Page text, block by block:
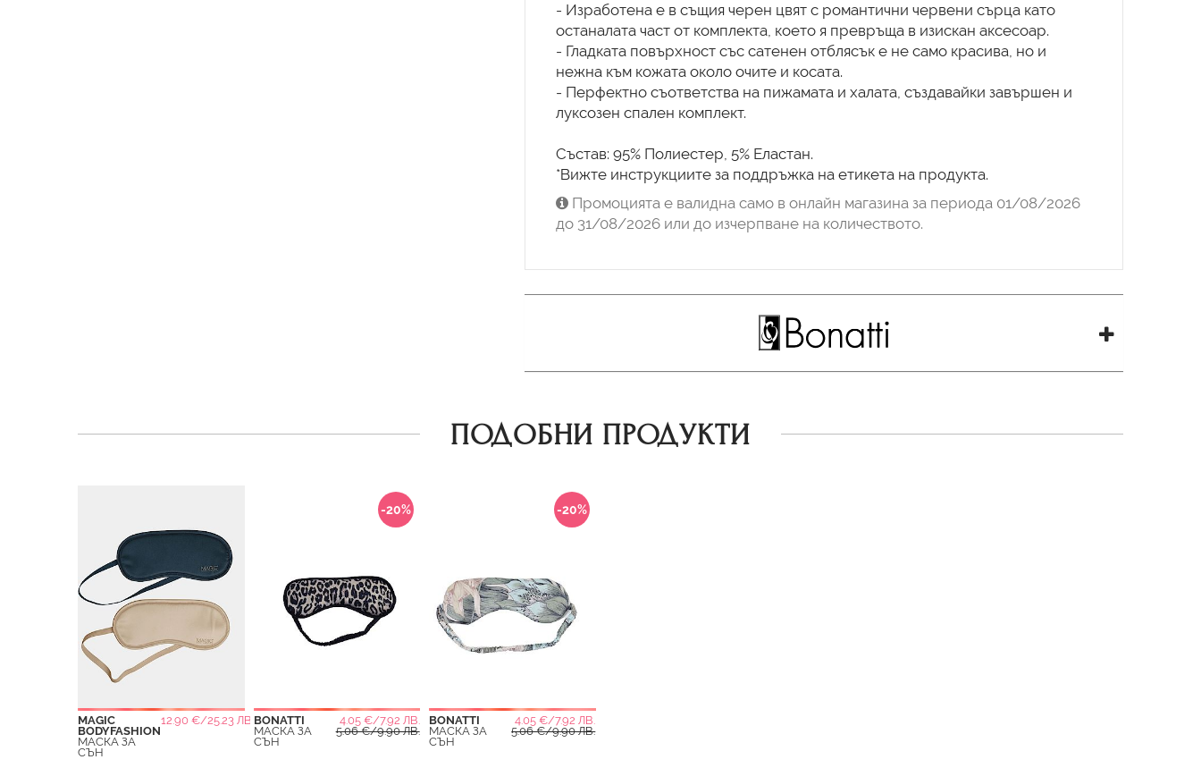
- Изработена е в същия черен цвят с романтични червени сърца като
останалата част от комплекта, което я превръща в изискан аксесоар.
- Гладката повърхност със сатенен отблясък е не само красива, но и
нежна към кожата около очите и косата.
- Перфектно съответства на пижамата и халата, създавайки завършен и
луксозен спален комплект.
Състав: 95% Полиестер, 5% Еластан.
*Вижте инструкциите за поддръжка на етикета на продукта.
Промоцията е валидна само в онлайн магазина за периода 01/08/2026
до 31/08/2026 или до изчерпване на количеството.
ПОДОБНИ ПРОДУКТИ
MAGIC
BODYFASHION
12.90 €/25.23 ЛВ.
МАСКА ЗА
СЪН
-20%
BONATTI
4.05 €/7.92 ЛВ.
МАСКА ЗА
СЪН
5.06 €/9.90 ЛВ.
-20%
BONATTI
4.05 €/7.92 ЛВ.
МАСКА ЗА
СЪН
5.06 €/9.90 ЛВ.